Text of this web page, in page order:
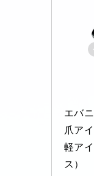
エバ
爪ア
軽ア
ス）